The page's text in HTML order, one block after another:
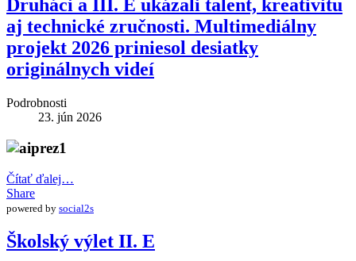
Druháci a III. E ukázali talent, kreativitu
aj technické zručnosti. Multimediálny
projekt 2026 priniesol desiatky
originálnych videí
Podrobnosti
23. jún 2026
Čítať ďalej…
Share
powered by social2s
Školský výlet II. E